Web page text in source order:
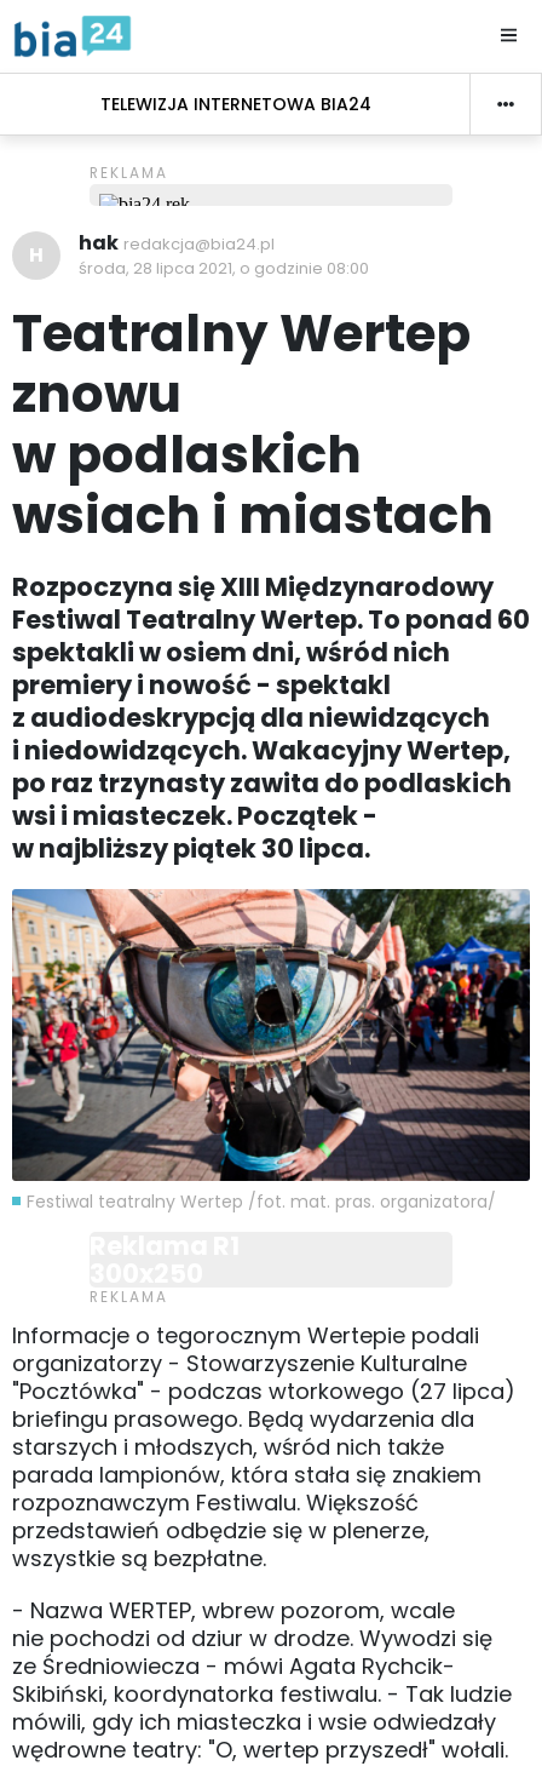
TELEWIZJA INTERNETOWA BIA24
H hak redakcja@bia24.pl
środa, 28 lipca 2021, o godzinie 08:00
Teatralny Wertep
znowu
w podlaskich
wsiach i miastach
Rozpoczyna się XIII Międzynarodowy
Festiwal Teatralny Wertep. To ponad 60
spektakli w osiem dni, wśród nich
premiery i nowość - spektakl
z audiodeskrypcją dla niewidzących
i niedowidzących. Wakacyjny Wertep,
po raz trzynasty zawita do podlaskich
wsi i miasteczek. Początek -
w najbliższy piątek 30 lipca.
Festiwal teatralny Wertep /fot. mat. pras. organizatora/
Informacje o tegorocznym Wertepie podali
organizatorzy - Stowarzyszenie Kulturalne
"Pocztówka" - podczas wtorkowego (27 lipca)
briefingu prasowego. Będą wydarzenia dla
starszych i młodszych, wśród nich także
parada lampionów, która stała się znakiem
rozpoznawczym Festiwalu. Większość
przedstawień odbędzie się w plenerze,
wszystkie są bezpłatne.
- Nazwa WERTEP, wbrew pozorom, wcale
nie pochodzi od dziur w drodze. Wywodzi się
ze Średniowiecza - mówi Agata Rychcik-
Skibiński, koordynatorka festiwalu. - Tak ludzie
mówili, gdy ich miasteczka i wsie odwiedzały
wędrowne teatry: "O, wertep przyszedł" wołali.